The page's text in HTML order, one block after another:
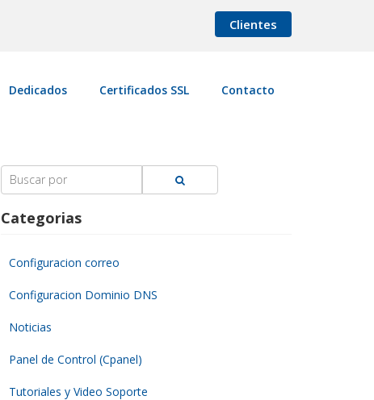
Clientes
Dedicados Certificados SSL Contacto
Search
for:
Categorias
Configuracion correo
Configuracion Dominio DNS
Noticias
Panel de Control (Cpanel)
Tutoriales y Video Soporte